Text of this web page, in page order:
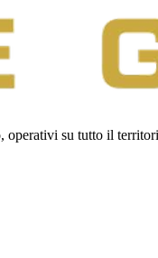
operativi su tutto il